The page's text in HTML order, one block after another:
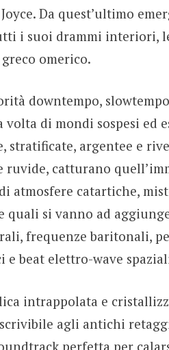
Da quest’ultimo
i suoi drammi interiori,
omerico.
downtempo,
di mondi sospesi ed
argentee e
catturano
atmosfere catartiche,
quali si vanno ad
frequenze baritonali,
e beat elettro-wave
intrappolata e
agli antichi
perfetta per